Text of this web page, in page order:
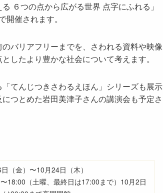
６つの点から広がる世界 点字にふれる」
催されます。
バリアフリーまでを、さわれる資料や映像
したより豊かな社会について考えます。
てんじつきさわるえほん」シリーズも展示
つとめた岩田美津子さんの講演会も予定さ
（金）〜10月24日（木）
18:00（土曜、最終日は17:00まで）10月2日